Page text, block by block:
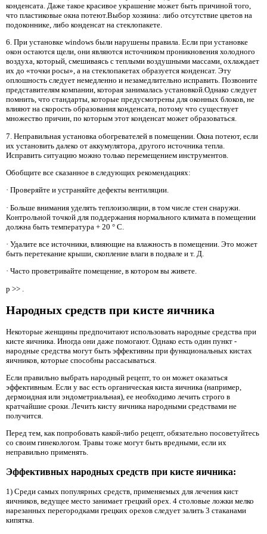
конденсата. Даже такое красивое украшение может быть причиной того,
что пластиковые окна потеют.Выбор хозяина: либо отсутствие цветов на
подоконнике, либо конденсат на стеклопакете.
6. При установке windows были нарушены правила. Если при установке
окон остаются щели, они являются источником проникновения холодного
воздуха, который, смешиваясь с теплыми воздушными массами, охлаждает
их до «точки росы», а на стеклопакетах образуется конденсат. Эту
оплошность следует немедленно и незамедлительно исправить. Позвоните
представителям компании, которая занималась установкой.Однако следует
помнить, что стандарты, которые предусмотрены для оконных блоков, не
влияют на скорость образования конденсата, потому что существует
множество причин, по которым этот конденсат может образоваться.
7. Неправильная установка обогревателей в помещении. Окна потеют, если
их установить далеко от аккумулятора, другого источника тепла.
Исправить ситуацию можно только перемещением инструментов.
Обобщите все сказанное в следующих рекомендациях:
· Проверяйте и устраняйте дефекты вентиляции.
· Больше внимания уделять теплоизоляции, в том числе стен снаружи.
Контрольной точкой для поддержания нормального климата в помещении
должна быть температура + 20 ° C.
· Удалите все источники, влияющие на влажность в помещении. Это может
быть перетекание крыши, скопление влаги в подвале и т. Д.
· Часто проветривайте помещение, в котором вы живете.
p >> .
Народных средств при кисте яичника
Некоторые женщины предпочитают использовать народные средства при
кисте яичника. Иногда они даже помогают. Однако есть один пункт -
народные средства могут быть эффективны при функциональных кистах
яичников, которые способны рассасываться.
Если правильно выбрать народный рецепт, то он может оказаться
эффективным. Если у вас есть органическая киста яичника (например,
дермоидная или эндометриальная), ее необходимо лечить строго в
кратчайшие сроки. Лечить кисту яичника народными средствами не
получится.
Перед тем, как попробовать какой-либо рецепт, обязательно посоветуйтесь
со своим гинекологом. Травы тоже могут быть вредными, если их
неправильно применять.
Эффективных народных средств при кисте яичника:
1) Среди самых популярных средств, применяемых для лечения кист
яичников, ведущее место занимает грецкий орех. 4 столовые ложки мелко
нарезанных перегородками грецких орехов следует залить 3 стаканами
кипятка.